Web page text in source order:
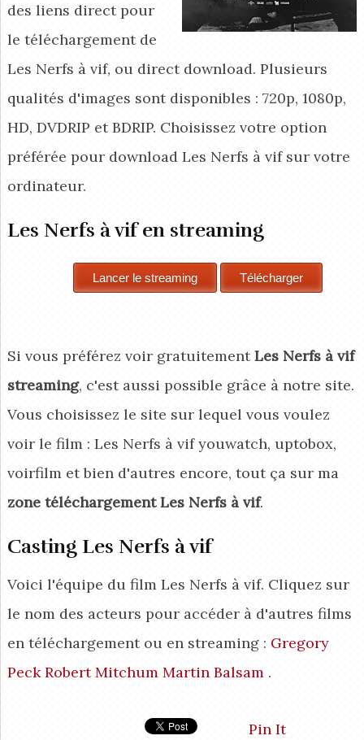
des liens direct pour
le téléchargement de
Les Nerfs à vif, ou direct download. Plusieurs
qualités d'images sont disponibles : 720p, 1080p,
HD, DVDRIP et BDRIP. Choisissez votre option
préférée pour download Les Nerfs à vifsur votre
ordinateur.
Les Nerfs à vif en streaming
Si vous préférez voir gratuitementLes Nerfs à vif
streaming, c'est aussi possible grâce à notre site.
Vous choisissez le site sur lequel vous voulez
voir le film : Les Nerfs à vif youwatch, uptobox,
voirfilm et bien d'autres encore, tout ça sur ma
zone téléchargement Les Nerfs à vif.
Casting Les Nerfs à vif
Voici l'équipe du film Les Nerfs à vif. Cliquez sur
le nom des acteurs pour accéder à d'autres films
en téléchargement ou en streaming : Gregory
Peck Robert Mitchum Martin Balsam.
Pin It